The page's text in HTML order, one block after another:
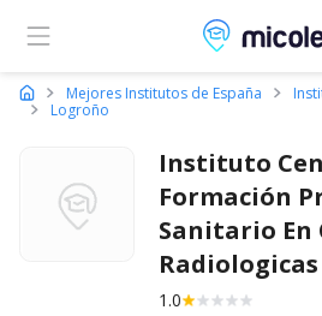
Micole,
Mejores Institutos de España
Logroño
Instituto
Formación
Sanitario En
Radiologicas
1.0